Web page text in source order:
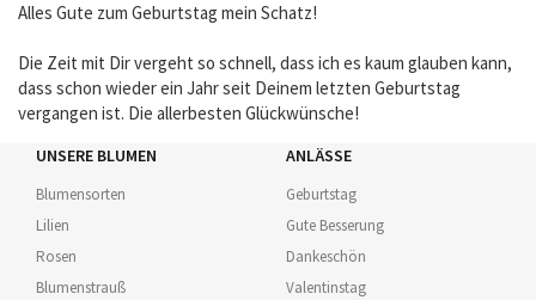
Alles Gute zum Geburtstag mein Schatz!
Die Zeit mit Dir vergeht so schnell, dass ich es kaum glauben kann,
dass schon wieder ein Jahr seit Deinem letzten Geburtstag
vergangen ist. Die allerbesten Glückwünsche!
UNSERE BLUMEN
Blumensorten
Lilien
Rosen
Blumenstrauß
ANLÄSSE
Geburtstag
Gute Besserung
Dankeschön
Valentinstag